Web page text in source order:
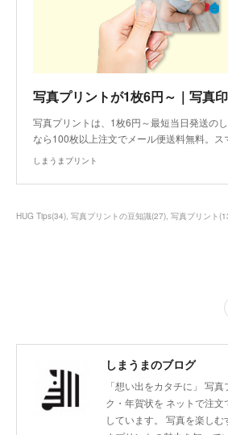
写真プリントは、1枚6円～最短当日発送の
なら100枚以上注文でメール便送料無料。
しまうまプリント
HUG Tips(34) 写真プリントの豆知識(27) 写真プリント (
しまうまのブログ
「想い出をカタチに」 写
ク・年賀状を ネットで注
しています。 写真を楽しむ